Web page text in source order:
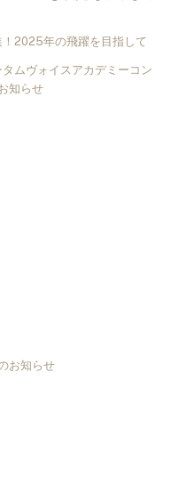
2025年の飛躍を目指して
ムヴォイスアカデミーコン
知らせ
お知らせ